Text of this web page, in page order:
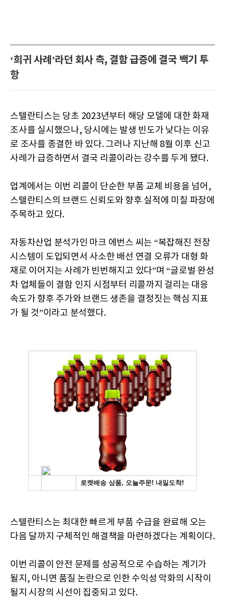
‘희귀 사례’라던 회사 측, 결함 급증에 결국 백기 투
항
스텔란티스는 당초 2023년부터 해당 모델에 대한 화재
조사를 실시했으나, 당시에는 발생 빈도가 낮다는 이유
로 조사를 종결한 바 있다. 그러나 지난해 8월 이후 신고
사례가 급증하면서 결국 리콜이라는 강수를 두게 됐다.
업계에서는 이번 리콜이 단순한 부품 교체 비용을 넘어,
스텔란티스의 브랜드 신뢰도와 향후 실적에 미칠 파장에
주목하고 있다.
자동차산업 분석가인 마크 에번스 씨는 “복잡해진 전장
시스템이 도입되면서 사소한 배선 연결 오류가 대형 화
재로 이어지는 사례가 빈번해지고 있다”며 “글로벌 완성
차 업체들이 결함 인지 시점부터 리콜까지 걸리는 대응
속도가 향후 주가와 브랜드 생존을 결정짓는 핵심 지표
가 될 것”이라고 분석했다.
스텔란티스는 최대한 빠르게 부품 수급을 완료해 오는
다음 달까지 구체적인 해결책을 마련하겠다는 계획이다.
이번 리콜이 안전 문제를 성공적으로 수습하는 계기가
될지, 아니면 품질 논란으로 인한 수익성 악화의 시작이
될지 시장의 시선이 집중되고 있다.